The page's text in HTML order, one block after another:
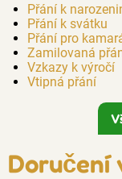
Přání k
Přání k svátku
Přání pro
Zamilovaná
Vzkazy k výročí
Vtipná přání
Doručení